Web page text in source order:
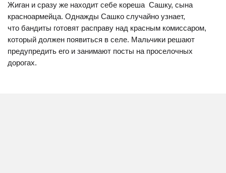
Жиган и сразу же находит себе кореша  Сашку, сына
красноармейца. Однажды Сашко случайно узнает,
что бандиты готовят расправу над красным комиссаром,
который должен появиться в селе. Мальчики решают
предупредить его и занимают посты на проселочных
дорогах.